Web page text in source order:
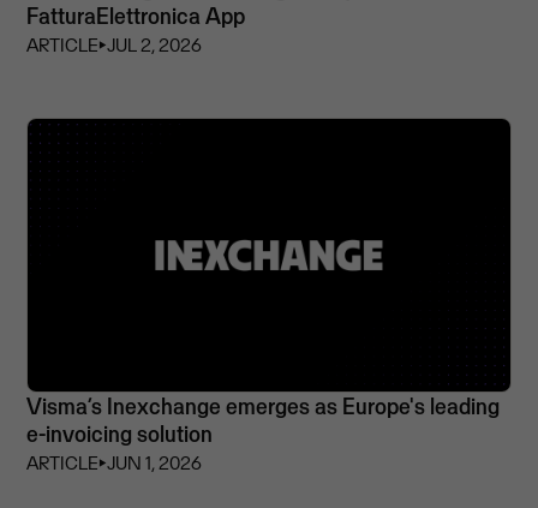
FatturaElettronica App
ARTICLE⏵JUL 2, 2026
Visma’s Inexchange emerges as Europe's leading
e-invoicing solution
ARTICLE⏵JUN 1, 2026